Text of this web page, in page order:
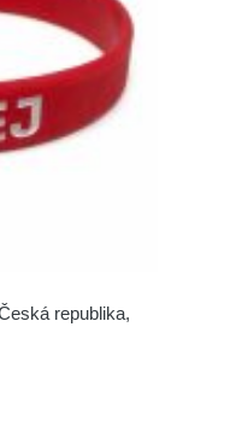
republika,